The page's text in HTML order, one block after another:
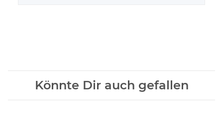
Könnte Dir auch gefallen